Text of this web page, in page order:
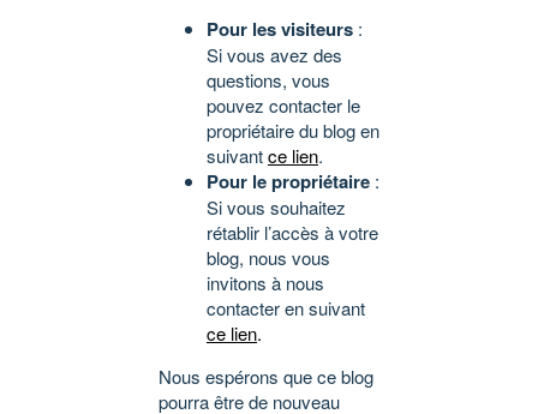
Pour les visiteurs :
Si vous avez des
questions, vous
pouvez contacter le
propriétaire du blog en
suivantce lien.
Pour le propriétaire :
Si vous souhaitez
rétablir l’accès à votre
blog, nous vous
invitons à nous
contacter en suivant
ce lien.
Nous espérons que ce blog
pourra être de nouveau